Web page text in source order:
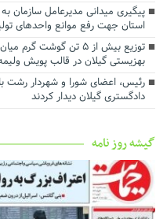
پیگیری میدانی مدیرعامل سازمان
استان جهت رفع موانع واحدهای
توزیع بیش از ۵ تن گوشت
بهزیستی گیلان در قالب پویش
رئیس، اعضای شورا و شهردار رشت
دادگستری گیلان دیدار کردند ‌
گیشه روز نامه